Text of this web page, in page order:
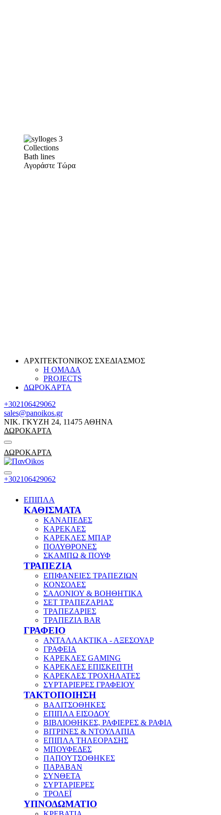
Collections
Bath lines
Αγοράστε Τώρα
ΑΡΧΙΤΕΚΤΟΝΙΚΟΣ ΣΧΕΔΙΑΣΜΟΣ
Η ΟΜΑΔΑ
PROJECTS
ΔΩΡΟΚΑΡΤΑ
+302106429062
sales@panoikos.gr
ΝΙΚ. ΓΚΥΖΗ 24, 11475 ΑΘΗΝΑ
ΔΩΡΟΚΑΡΤΑ
ΔΩΡΟΚΑΡΤΑ
+302106429062
ΕΠΙΠΛΑ
ΚΑΘΙΣΜΑΤΑ
ΚΑΝΑΠΕΔΕΣ
ΚΑΡΕΚΛΕΣ
ΚΑΡΕΚΛΕΣ ΜΠΑΡ
ΠΟΛΥΘΡΟΝΕΣ
ΣΚΑΜΠΩ & ΠΟΥΦ
ΤΡΑΠΕΖΙΑ
ΕΠΙΦΑΝΕΙΕΣ ΤΡΑΠΕΖΙΩΝ
ΚΟΝΣΟΛΕΣ
ΣΑΛΟΝΙΟΥ & ΒΟΗΘΗΤΙΚΑ
ΣΕΤ ΤΡΑΠΕΖΑΡΙΑΣ
ΤΡΑΠΕΖΑΡΙΕΣ
ΤΡΑΠΕΖΙΑ BAR
ΓΡΑΦΕΙΟ
ΑΝΤΑΛΛΑΚΤΙΚΑ - ΑΞΕΣΟΥΑΡ
ΓΡΑΦΕΙΑ
ΚΑΡΕΚΛΕΣ GAMING
ΚΑΡΕΚΛΕΣ ΕΠΙΣΚΕΠΤΗ
ΚΑΡΕΚΛΕΣ ΤΡΟΧΗΛΑΤΕΣ
ΣΥΡΤΑΡΙΕΡΕΣ ΓΡΑΦΕΙΟΥ
ΤΑΚΤΟΠΟΙΗΣΗ
ΒΑΛΙΤΣΟΘΗΚΕΣ
ΕΠΙΠΛΑ ΕΙΣΟΔΟΥ
ΒΙΒΛΙΟΘΗΚΕΣ, ΡΑΦΙΕΡΕΣ & ΡΑΦΙΑ
ΒΙΤΡΙΝΕΣ & ΝΤΟΥΛΑΠΙΑ
ΕΠΙΠΛΑ ΤΗΛΕΟΡΑΣΗΣ
ΜΠΟΥΦΕΔΕΣ
ΠΑΠΟΥΤΣΟΘΗΚΕΣ
ΠΑΡΑΒΑΝ
ΣΥΝΘΕΤΑ
ΣΥΡΤΑΡΙΕΡΕΣ
ΤΡΟΛΕΪ
ΥΠΝΟΔΩΜΑΤΙΟ